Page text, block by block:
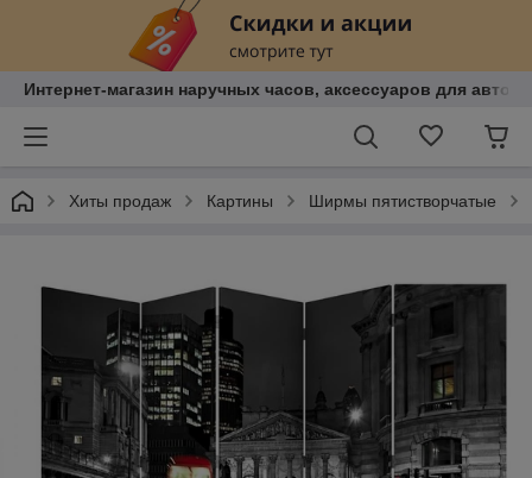
Интернет-магазин наручных часов, аксессуаров для авто,
Хиты продаж Картины Ширмы пятистворчатые